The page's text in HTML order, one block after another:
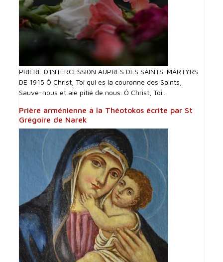
PRIERE D'INTERCESSI0N AUPRES DES SAINTS-MARTYRS
DE 1915 Ô Christ, Toi qui es la couronne des Saints,
Sauve-nous et aie pitié de nous. Ô Christ, Toi...
Prière arménienne à la Théotokos écrite par St
Grégoire de Narek